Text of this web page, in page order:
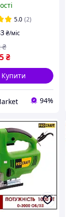
лобзик
/
5.0 (2)
₴/міс
₴
₴
Купити
94%